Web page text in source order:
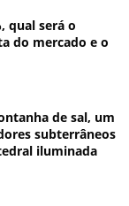
qual será o
do mercado e o
de sal, um
subterrâneos
iluminada